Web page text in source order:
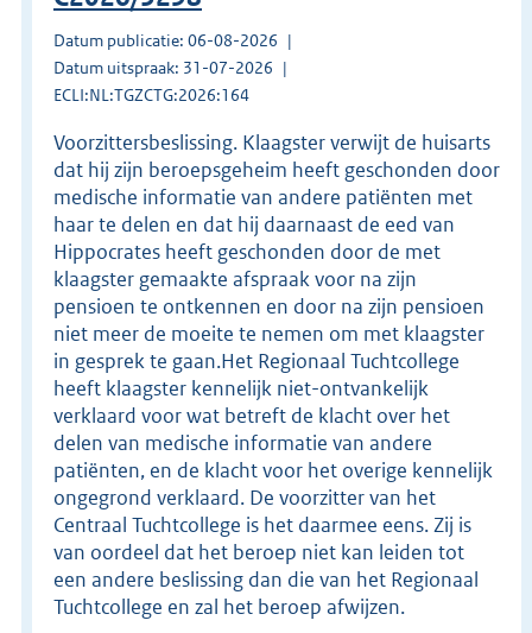
Datum publicatie: 06-08-2026
Datum uitspraak: 31-07-2026
ECLI:NL:TGZCTG:2026:164
Voorzittersbeslissing. Klaagster verwijt de huisarts
dat hij zijn beroepsgeheim heeft geschonden door
medische informatie van andere patiënten met
haar te delen en dat hij daarnaast de eed van
Hippocrates heeft geschonden door de met
klaagster gemaakte afspraak voor na zijn
pensioen te ontkennen en door na zijn pensioen
niet meer de moeite te nemen om met klaagster
in gesprek te gaan.Het Regionaal Tuchtcollege
heeft klaagster kennelijk niet-ontvankelijk
verklaard voor wat betreft de klacht over het
delen van medische informatie van andere
patiënten, en de klacht voor het overige kennelijk
ongegrond verklaard. De voorzitter van het
Centraal Tuchtcollege is het daarmee eens. Zij is
van oordeel dat het beroep niet kan leiden tot
een andere beslissing dan die van het Regionaal
Tuchtcollege en zal het beroep afwijzen.